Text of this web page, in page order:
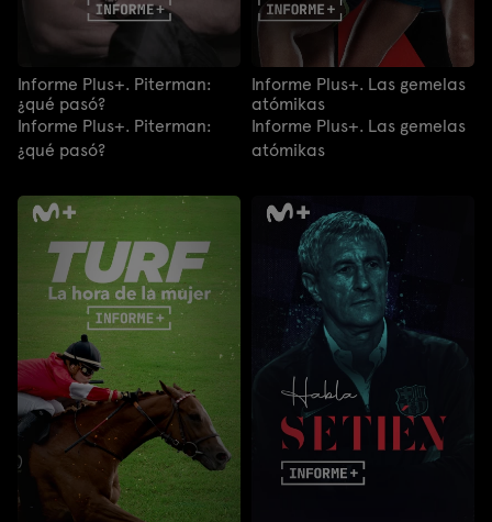
Informe Plus+. Piterman:
¿qué pasó?
Informe Plus+. Piterman:
¿qué pasó?
Informe Plus+. Las gemelas
atómikas
Informe Plus+. Las gemelas
atómikas